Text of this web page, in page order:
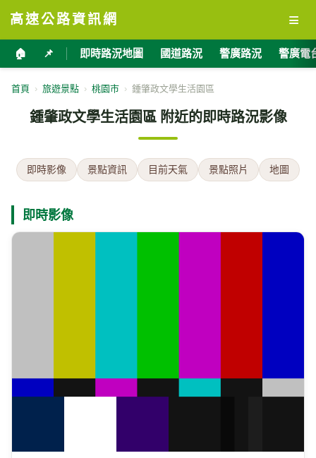
高速公路資訊網 ≡
🏠 📌 即時路況地圖 國道路況 警廣路況 警廣電
首頁 › 旅遊景點 › 桃園市 › 鍾肇政文學生活園區
鍾肇政文學生活園區 附近的即時路況影像
即時影像 景點資訊 目前天氣 景點照片 地圖
即時影像